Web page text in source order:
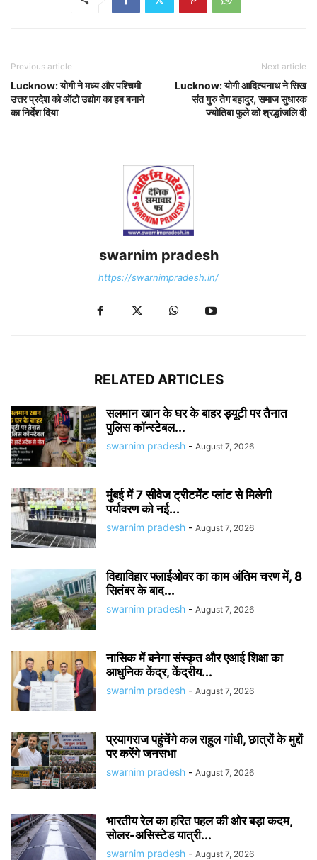
Previous article
Lucknow: योगी ने मध्य और पश्चिमी
उत्तर प्रदेश को ऑटो उद्योग का हब बनाने
का निर्देश दिया
Next article
Lucknow: योगी आदित्यनाथ ने सिख
संत गुरु तेग बहादुर, समाज सुधारक
ज्योतिबा फुले को श्रद्धांजलि दी
swarnim pradesh
https://swarnimpradesh.in/
RELATED ARTICLES
सलमान खान के घर के बाहर ड्यूटी पर तैनात
पुलिस कॉन्स्टेबल...
swarnim pradesh - August 7, 2026
मुंबई में 7 सीवेज ट्रीटमेंट प्लांट से मिलेगी
पर्यावरण को नई...
swarnim pradesh - August 7, 2026
विद्याविहार फ्लाईओवर का काम अंतिम चरण में, 8
सितंबर के बाद...
swarnim pradesh - August 7, 2026
नासिक में बनेगा संस्कृत और एआई शिक्षा का
आधुनिक केंद्र, केंद्रीय...
swarnim pradesh - August 7, 2026
प्रयागराज पहुंचेंगे कल राहुल गांधी, छात्रों के मुद्दों
पर करेंगे जनसभा
swarnim pradesh - August 7, 2026
भारतीय रेल का हरित पहल की ओर बड़ा कदम,
सोलर-असिस्टेड यात्री...
swarnim pradesh - August 7, 2026